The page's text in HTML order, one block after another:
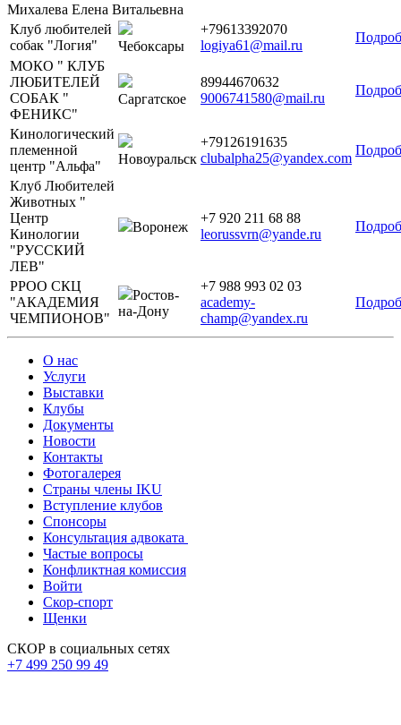
Михалева Елена Витальевна
Клуб любителей
собак "Логия"
Чебоксары
+79613392070
logiya61@mail.ru
МОКО " КЛУБ
ЛЮБИТЕЛЕЙ
СОБАК "
ФЕНИКС"
Саргатское
89944670632
9006741580@mail.ru
Кинологический
племенной
центр "Альфа"
Новоуральск
+79126191635
clubalpha25@yandex.com
Клуб Любителей
Животных "
Центр
Кинологии
"РУССКИЙ
ЛЕВ"
Воронеж
+7 920 211 68 88
leorussvrn@yande.ru
РРОО СКЦ
"АКАДЕМИЯ
ЧЕМПИОНОВ"
Ростов-
на-Дону
+7 988 993 02 03
academy-
champ@yandex.ru
О нас
Услуги
Выставки
Клубы
Документы
Новости
Контакты
Фотогалерея
Страны члены IKU
Вступление клубов​
Спонсоры
Консультация адвоката ​
Частые вопросы
Конфликтная комиссия
Войти
Скор-спорт
Щенки
СКОР в социальных сетях
+7 499 250 99 49